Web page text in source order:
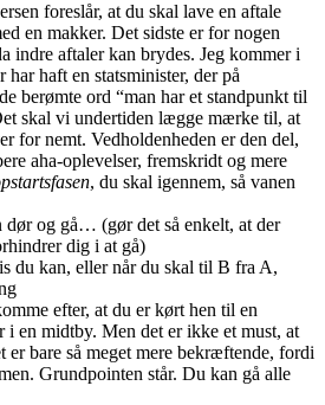
foreslår, at du skal lave en aftale
en makker. Det sidste er for nogen
indre aftaler kan brydes. Jeg kommer i
har haft en statsminister, der på
berømte ord “man har et standpunkt til
skal vi undertiden lægge mærke til, at
for nemt. Vedholdenheden er den del,
aha-oplevelser, fremskridt og mere
, du skal igennem, så vanen
dør og gå… (gør det så enkelt, at der
dig i at gå)
du kan, eller når du skal til B fra A,
efter, at du er kørt hen til en
i en midtby. Men det er ikke et must, at
er bare så meget mere bekræftende, fordi
Grundpointen står. Du kan gå alle